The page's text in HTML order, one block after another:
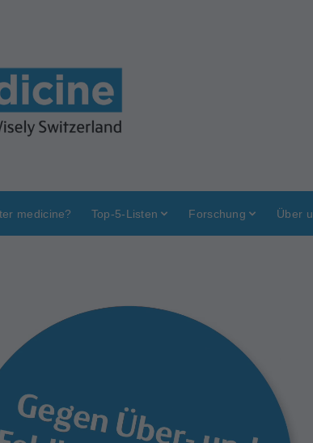
medicine? Top-5-Listen Forschung Über